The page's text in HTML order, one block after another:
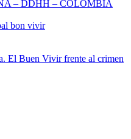
– DDHH – COLOMBIA
bon vivir
El Buen Vivir frente al crimen